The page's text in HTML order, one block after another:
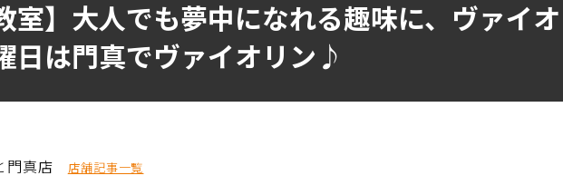
室】大人でも夢中になれる趣味に、ヴァイ
日は門真でヴァイオリン♪
門真店 店舗記事一覧